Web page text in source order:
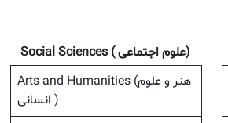
(علوم اجتماعی ) Social Sciences
Arts and Humanities (هنر و علوم
انسانی )